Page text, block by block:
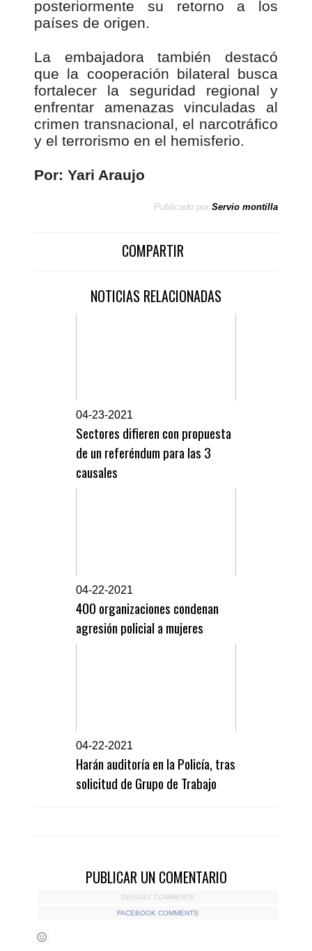
posteriormente su retorno a los
países de origen.
La embajadora también destacó
que la cooperación bilateral busca
fortalecer la seguridad regional y
enfrentar amenazas vinculadas al
crimen transnacional, el narcotráfico
y el terrorismo en el hemisferio.
Por: Yari Araujo
Publicado por Servio montilla
COMPARTIR
NOTICIAS RELACIONADAS
04-23-2021
Sectores difieren con propuesta
de un referéndum para las 3
causales
04-22-2021
400 organizaciones condenan
agresión policial a mujeres
04-22-2021
Harán auditoría en la Policía, tras
solicitud de Grupo de Trabajo
PUBLICAR UN COMENTARIO
DEFAULT COMMENTS
FACEBOOK COMMENTS